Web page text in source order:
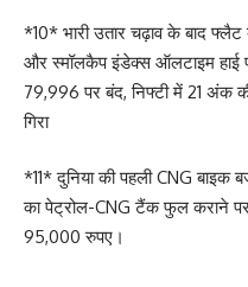
*10* भारी उतार चढ़ाव के बाद
और स्मॉलकैप इंडेक्स ऑलटाइम
79,996 पर बंद, निफ्टी में 21 अंक
गिरा
*11* दुनिया की पहली CNG बाइक
का पेट्रोल-CNG टैंक फुल कराने
95,000 रुपए।